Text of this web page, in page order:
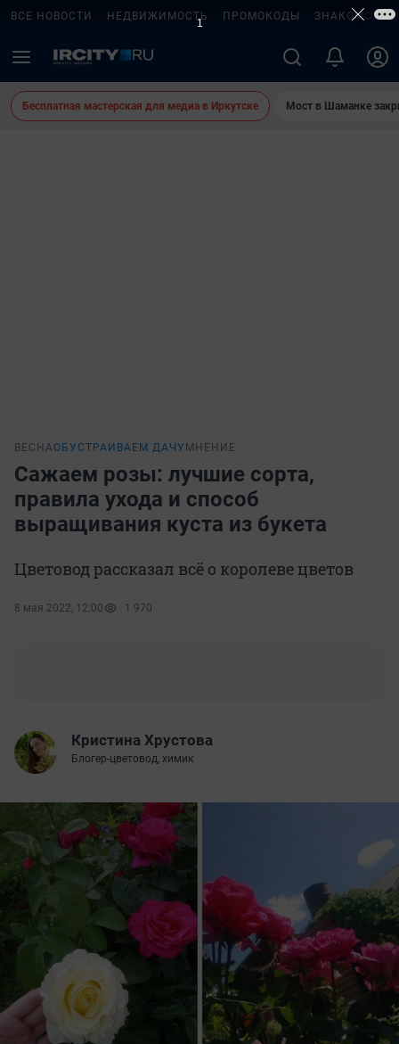
ВСЕ НОВОСТИ НЕДВИЖИМОСТЬ ПРОМОКОДЫ ЗНАКОМСТВА
Бесплатная мастерская для медиа в Иркутске Мост в Шаманке
ВЕСНА ОБУСТРАИВАЕМ ДАЧУ МНЕНИЕ
Сажаем розы: лучшие сорта,
правила ухода и способ
выращивания куста из букета
Цветовод рассказал всё о королеве цветов
8 мая 2022, 12:00 1 970
Кристина Хрустова
Блогер-цветовод, химик